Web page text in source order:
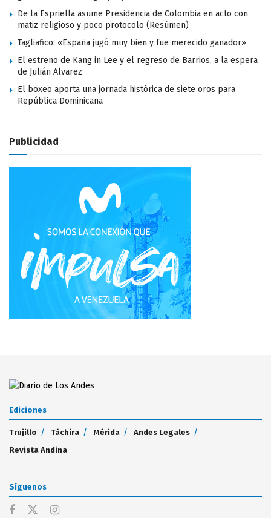
De la Espriella asume Presidencia de Colombia en acto con
matiz religioso y poco protocolo (Resúmen)
Tagliafico: «España jugó muy bien y fue merecido ganador»
El estreno de Kang in Lee y el regreso de Barrios, a la espera
de Julián Alvarez
El boxeo aporta una jornada histórica de siete oros para
República Dominicana
Publicidad
Ediciones
Trujillo Táchira Mérida
Andes Legales
Revista Andina
Síguenos